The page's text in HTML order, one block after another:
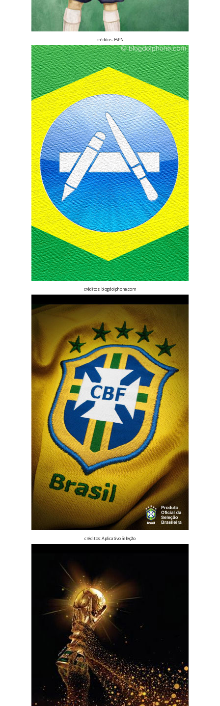
créditos:ESPN
créditos: blogdoiphone.com
créditos:Aplicativo Seleção